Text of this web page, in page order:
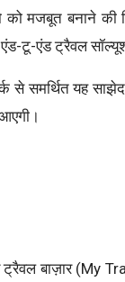
को मजबूत बनाने
टू-एंड ट्रैवल
समर्थित यह
ट्रैवल बाज़ार